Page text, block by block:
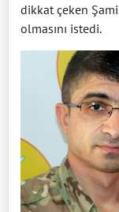
dikkat çeken
olmasını istedi.